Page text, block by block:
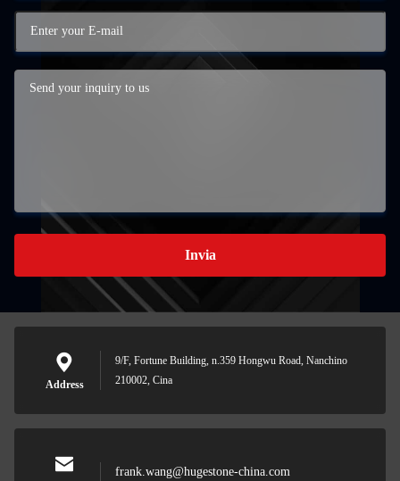
Invia
Address
9/F, Fortune Building, n.359 Hongwu Road, Nanchino
210002, Cina
frank.wang@hugestone-china.com